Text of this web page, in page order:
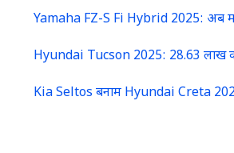
Yamaha FZ-S Fi Hybrid 2025: अब
Hyundai Tucson 2025: 28.63 लाख
Kia Seltos बनाम Hyundai Creta